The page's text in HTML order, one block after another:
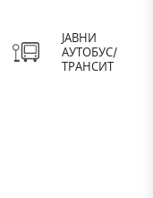
ЈАВНИ
АУТОБУС/
ТРАНСИТ